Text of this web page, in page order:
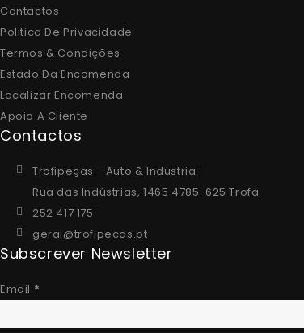
Contactos
Politica De Privacidade
Termos & Condições
Estado Da Encomenda
Localizar Encomenda
Apoio A Cliente
Contactos
Trofipeças - Auto & Industria
Rua das Indústrias, 1465 4785-625 Trofa
252 417 175
geral@trofipecas.pt
Subscrever Newsletter
Email *